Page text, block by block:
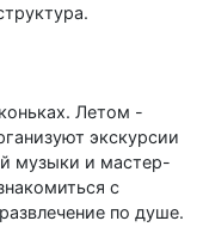
Летом -
экскурсии
музыки и мастер-
с
по душе.